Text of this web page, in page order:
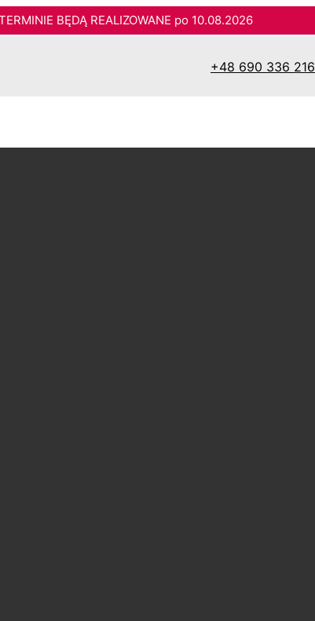
BĘDĄ REALIZOWANE po 10.08.2026
+48 690 336 216